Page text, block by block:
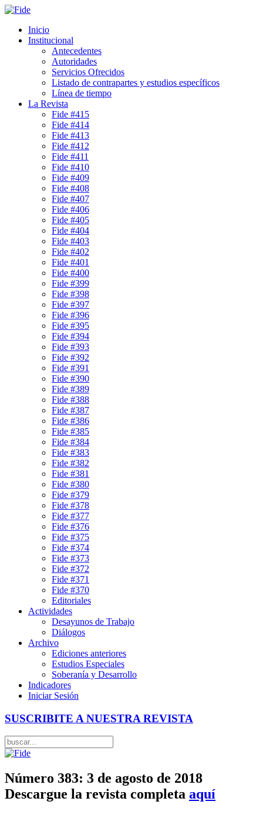
Inicio
Institucional
Antecedentes
Autoridades
Servicios Ofrecidos
Listado de contrapartes y estudios específicos
Línea de tiempo
La Revista
Fide #415
Fide #414
Fide #413
Fide #412
Fide #411
Fide #410
Fide #409
Fide #408
Fide #407
Fide #406
Fide #405
Fide #404
Fide #403
Fide #402
Fide #401
Fide #400
Fide #399
Fide #398
Fide #397
Fide #396
Fide #395
Fide #394
Fide #393
Fide #392
Fide #391
Fide #390
Fide #389
Fide #388
Fide #387
Fide #386
Fide #385
Fide #384
Fide #383
Fide #382
Fide #381
Fide #380
Fide #379
Fide #378
Fide #377
Fide #376
Fide #375
Fide #374
Fide #373
Fide #372
Fide #371
Fide #370
Editoriales
Actividades
Desayunos de Trabajo
Diálogos
Archivo
Ediciones anteriores
Estudios Especiales
Soberanía y Desarrollo
Indicadores
Iniciar Sesión
SUSCRIBITE A NUESTRA REVISTA
Número 383: 3 de agosto de 2018
Descargue la revista completa aquí